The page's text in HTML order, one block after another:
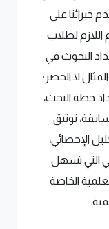
خبرائنا على
اللازم لطلاب
البحوث في
لا الحصر؛
خطة البحث،
توثيق
الإحصائي،
التي تسهل
الخاصة